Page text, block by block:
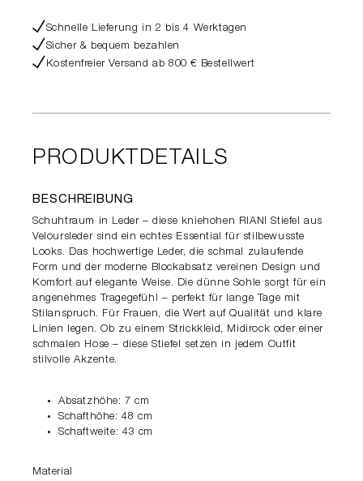
Schnelle Lieferung in 2 bis 4 Werktagen
Sicher & bequem bezahlen
Kostenfreier Versand ab 800 € Bestellwert
PRODUKTDETAILS
BESCHREIBUNG
Schuhtraum in Leder – diese kniehohen RIANI Stiefel aus
Veloursleder sind ein echtes Essential für stilbewusste
Looks. Das hochwertige Leder, die schmal zulaufende
Form und der moderne Blockabsatz vereinen Design und
Komfort auf elegante Weise. Die dünne Sohle sorgt für ein
angenehmes Tragegefühl – perfekt für lange Tage mit
Stilanspruch. Für Frauen, die Wert auf Qualität und klare
Linien legen. Ob zu einem Strickkleid, Midirock oder einer
schmalen Hose – diese Stiefel setzen in jedem Outfit
stilvolle Akzente.
Absatzhöhe: 7 cm
Schafthöhe: 48 cm
Schaftweite: 43 cm
Material